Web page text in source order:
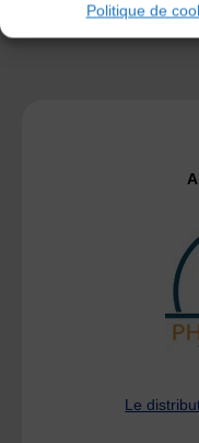
Politique de
Le